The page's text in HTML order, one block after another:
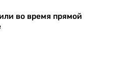
во время прямой